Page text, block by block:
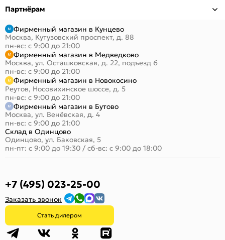
Партнёрам
Фирменный магазин в Кунцево
Москва, Кутузовский проспект, д. 88
пн-вс: с 9:00 до 21:00
Фирменный магазин в Медведково
Москва, ул. Осташковская, д. 22, подъезд 6
пн-вс: с 9:00 до 21:00
Фирменный магазин в Новокосино
Реутов, Носовихинское шоссе, д. 5
пн-вс: с 9:00 до 21:00
Фирменный магазин в Бутово
Москва, ул. Венёвская, д. 4
пн-вс: с 9:00 до 21:00
Склад в Одинцово
Одинцово, ул. Баковская, 5
пн-пт: с 9:00 до 19:30 / сб-вс: с 9:00 до 18:00
+7 (495) 023-25-00
Заказать звонок
Стать дилером